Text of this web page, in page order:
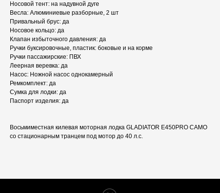
Носовой тент: на надувной дуге
Весла: Алюминиевые разборные, 2 шт
Привальный брус: да
Носовое кольцо: да
Клапан избыточного давления: да
Ручки буксировочные, пластик: боковые и на корме
Ручки пассажирские: ПВХ
Леерная веревка: да
Насос: Ножной насос однокамерный
Ремкомплект: да
Сумка для лодки: да
Паспорт изделия: да
Восьмиместная килевая моторная лодка GLADIATOR E450PRO CAMO
со стационарным транцем под мотор до 40 л.с.